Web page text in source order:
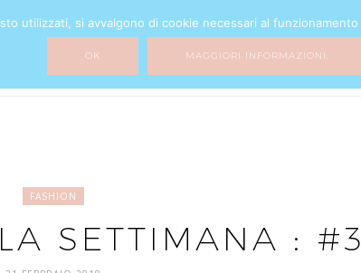
FASHION
SETTIMANA : #3
utilizzati, si avvalgono di cookie necessari al
OK MAGGIORI INFORMAZIONI.